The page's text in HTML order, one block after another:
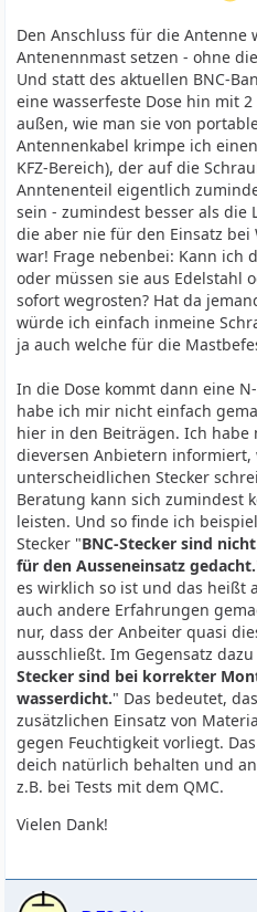
Den Anschluss für die Antenne
Antenennmast setzen - ohne
Und statt des aktuellen BNC-
eine wasserfeste Dose hin mit
außen, wie man sie von
Antennenkabel krimpe ich
KFZ-Bereich), der auf die
Anntenenteil eigentlich
sein - zumindest besser als die
die aber nie für den Einsatz
war! Frage nebenbei: Kann ich
oder müssen sie aus Edelstahl
sofort wegrosten? Hat da
würde ich einfach inmeine
ja auch welche für die
In die Dose kommt dann eine
habe ich mir nicht einfach
hier in den Beiträgen. Ich habe
dieversen Anbietern informiert,
unterscheidlichen Stecker
Beratung kann sich zumindest
leisten. Und so finde ich
Stecker "BNC-Stecker sind
für den Ausseneinsatz
es wirklich so ist und das heißt
auch andere Erfahrungen
nur, dass der Anbeiter quasi
ausschließt. Im Gegensatz
Stecker sind bei korrekter
wasserdicht." Das bedeutet,
zusätzlichen Einsatz von
gegen Feuchtigkeit vorliegt.
deich natürlich behalten und
z.B. bei Tests mit dem QMC.
Vielen Dank!